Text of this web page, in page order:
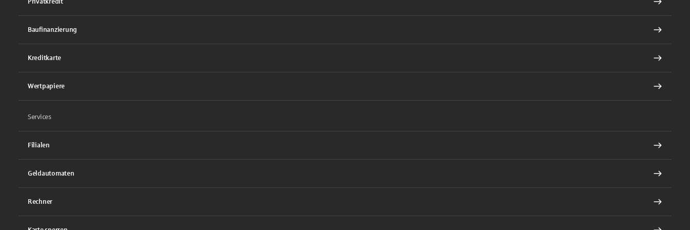
Baufinanzierung
Kreditkarte
Wertpapiere
Services
Filialen
Geldautomaten
Rechner